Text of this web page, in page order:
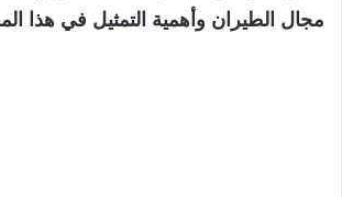
مجال الطيران وأهمية التمثيل في هذا